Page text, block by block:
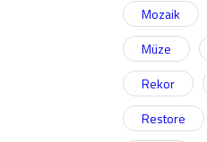
Mozaik
Müze
Rekor
Restore